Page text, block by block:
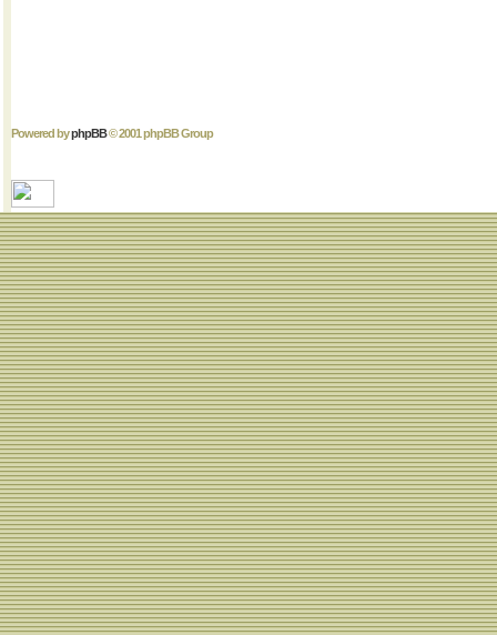
Powered byphpBB© 2001 phpBB Group